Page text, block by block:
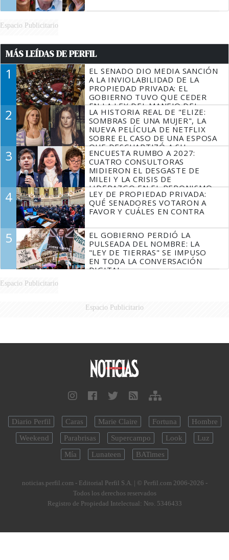
Espacio Publicitario
MÁS LEÍDAS DE PERFIL
1
EL SENADO DIO MEDIA SANCIÓN
A LA INVIOLABILIDAD DE LA
PROPIEDAD PRIVADA: EL
GOBIERNO TUVO QUE CEDER
EN LA LEY DEL MANEJO DEL
FUEGO
2
LA HISTORIA REAL DE "ELIZE:
SOMBRAS DE UNA MUJER", LA
NUEVA PELÍCULA DE NETFLIX
SOBRE EL CASO DE UNA ESPOSA
QUE DESCUARTIZÓ A SU
MARIDO
3
ENCUESTA RUMBO A 2027:
CUATRO CONSULTORAS
MIDIERON EL DESGASTE DE
MILEI Y LA CRISIS DE
LIDERAZGO EN EL PERONISMO
4
LEY DE PROPIEDAD PRIVADA:
QUÉ SENADORES VOTARON A
FAVOR Y CUÁLES EN CONTRA
5
EL GOBIERNO PERDIÓ LA
PULSEADA DEL NOMBRE: LA
"LEY DE TIERRAS" SE IMPUSO
EN TODA LA CONVERSACIÓN
DIGITAL
Espacio Publicitario
Espacio Publicitario
Diario Perfil Caras Marie Claire Fortuna
Hombre
Weekend
Parabrisas Supercampo Look
Luz
Mía
Lunateen BATimes
noticias.perfil.com - Editorial Perfil S.A. | © Perfil.com 2006-2026 -
Todos los derechos reservados
Registro de Propiedad Intelectual: Nro. 5346433